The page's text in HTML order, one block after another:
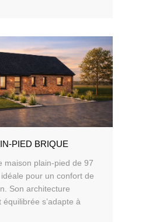
PIED BRIQUE
maison plain-pied de 97
pour un confort de
Son architecture
s’adapte à